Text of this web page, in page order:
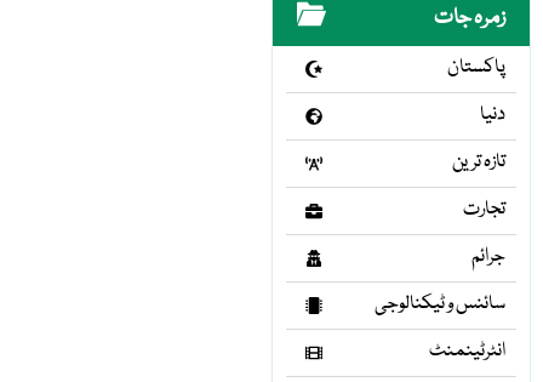
زمرہ جات
پاکستان
دنیا
تازہ ترین
تجارت
جرائم
سائنس و ٹیکنالوجی
انٹرٹینمنٹ